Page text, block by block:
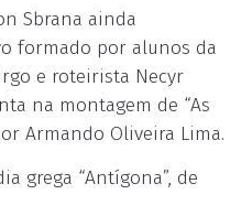
Sbrana ainda
formado por alunos da
e roteirista Necyr
na montagem de “As
Armando Oliveira Lima.
grega “Antígona”, de